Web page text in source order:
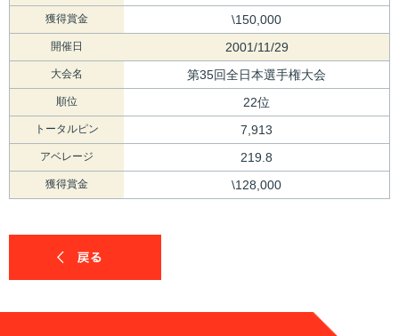
獲得賞金 \150,000
開催日 2001/11/29
大会名 第35回全日本選手権大会
順位 22位
トータルピン 7,913
アベレージ 219.8
獲得賞金 \128,000